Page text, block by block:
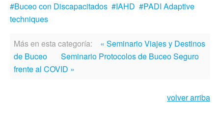
Buceo con Discapacitados
IAHD
PADI Adaptive
techniques
Más en esta categoría:
« Seminario Viajes y Destinos
de Buceo
Seminario Protocolos de Buceo Seguro
frente al COVID »
volver arriba